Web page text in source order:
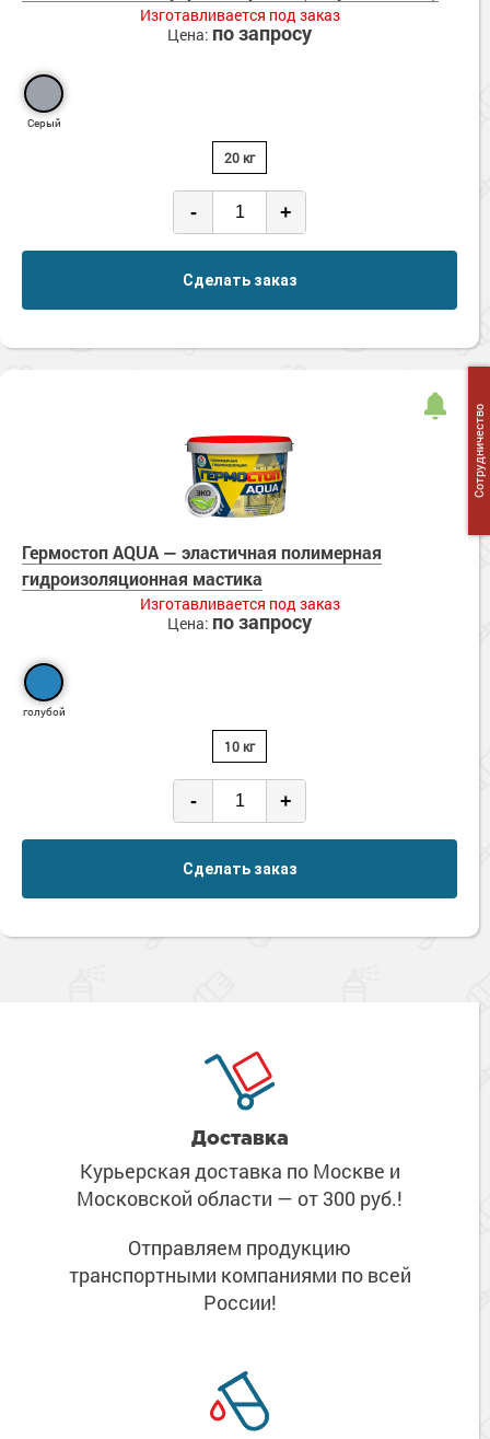
Изготавливается под заказ
Цена: по запросу
Серый
20 кг
- +
Сделать заказ
Гермостоп AQUA — эластичная полимерная
гидроизоляционная мастика
Изготавливается под заказ
Цена: по запросу
голубой
10 кг
- +
Сделать заказ
Доставка
Курьерская доставка по Москве и
Московской области — от 300 руб.!
Отправляем продукцию
транспортными компаниями по всей
России!
Сотрудничество